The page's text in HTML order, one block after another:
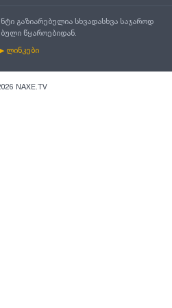
გაზიარებულია სხვადასხვა საჯაროდ
წყაროებიდან.
ლინკები
NAXE.TV